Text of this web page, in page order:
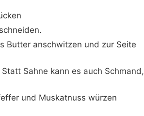
Butter anschwitzen und zur Seite
Sahne kann es auch Schmand,
und Muskatnuss würzen